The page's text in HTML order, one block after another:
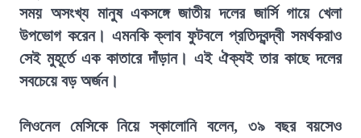
সময় অসংখ্য মানুষ একসঙ্গে জাতীয় দলের জার্সি গায়ে খেলা
উপভোগ করেন। এমনকি ক্লাব ফুটবলে প্রতিদ্বন্দ্বী সমর্থকরাও
সেই মুহূর্তে এক কাতারে দাঁড়ান। এই ঐক্যই তার কাছে দলের
সবচেয়ে বড় অর্জন।
লিওনেল মেসিকে নিয়ে স্কালোনি বলেন, ৩৯ বছর বয়সেও